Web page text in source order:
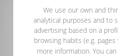
Lembre-se que, tal como lhe
pedir uma divisória de
exclusivamente para si
We use our own and
analytical purposes and to
advertising based on a
browsing habits (e.g. pages
more information. You